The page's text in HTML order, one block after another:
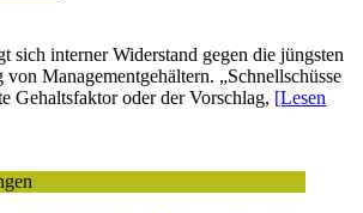
sich interner Widerstand gegen die jüngsten
Managementgehältern. „Schnellschüsse
Gehaltsfaktor oder der Vorschlag, [Lesen